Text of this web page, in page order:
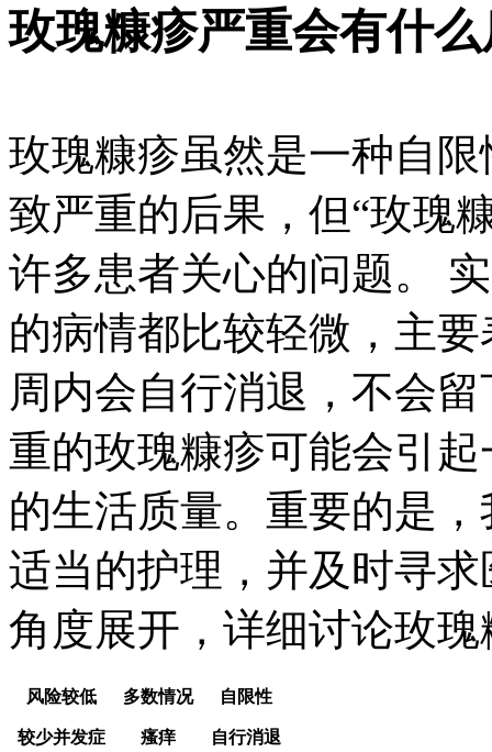
玫瑰糠疹严重会有什
玫瑰糠疹虽然是一种自
致严重的后果，但“玫瑰
许多患者关心的问题。
的病情都比较轻微，主
周内会自行消退，不会
重的玫瑰糠疹可能会引
的生活质量。重要的是
适当的护理，并及时寻
角度展开，详细讨论玫
风险较低 多数情况 自限性
较少并发症 瘙痒 自行消退